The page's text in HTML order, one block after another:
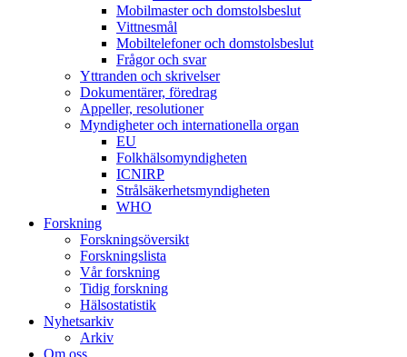
Mobilmaster och domstolsbeslut
Vittnesmål
Mobiltelefoner och domstolsbeslut
Frågor och svar
Yttranden och skrivelser
Dokumentärer, föredrag
Appeller, resolutioner
Myndigheter och internationella organ
EU
Folkhälsomyndigheten
ICNIRP
Strålsäkerhetsmyndigheten
WHO
Forskning
Forskningsöversikt
Forskningslista
Vår forskning
Tidig forskning
Hälsostatistik
Nyhetsarkiv
Arkiv
Om oss